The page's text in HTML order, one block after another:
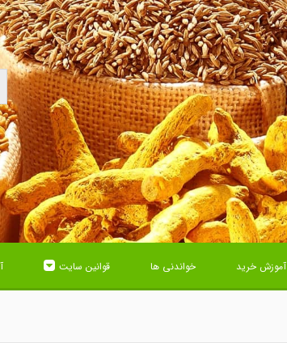
آموزش خرید خواندنی ها قوانین سایت